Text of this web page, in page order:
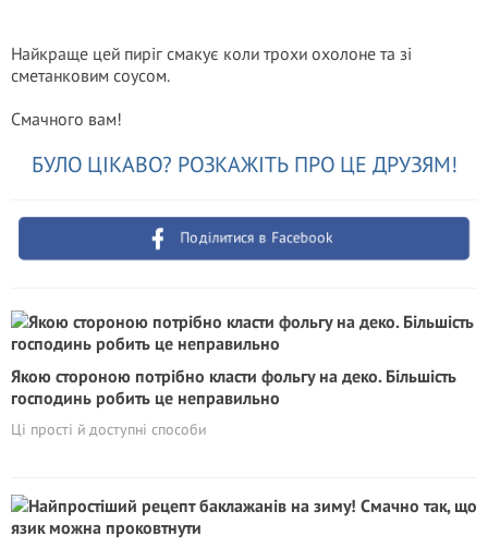
Найкраще цей пиріг смакує коли трохи охолоне та зі
сметанковим соусом.
Смачного вам!
БУЛО ЦІКАВО? РОЗКАЖІТЬ ПРО ЦЕ ДРУЗЯМ!
Поділитися в Facebook
Якою стороною потрібно класти фольгу на деко. Більшість
господинь робить це неправильно
Ці прості й доступні способи